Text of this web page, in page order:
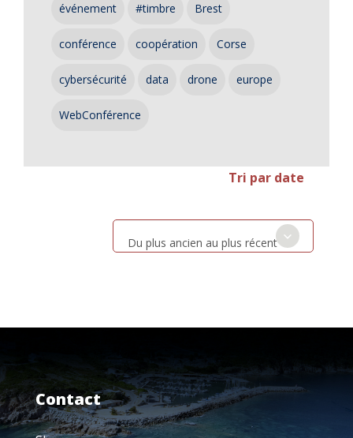
événement #timbre Brest
conférence coopération Corse
cybersécurité data drone europe
WebConférence
Tri par date
Du plus ancien au plus récent
Contact